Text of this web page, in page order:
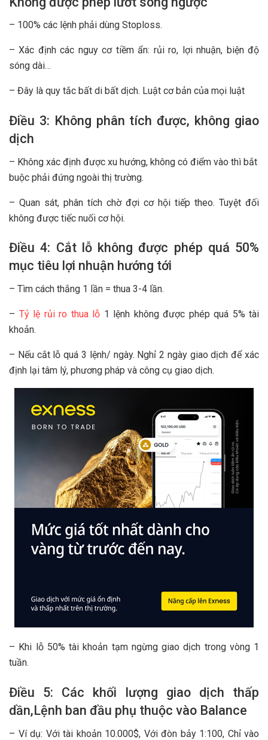
– 100% các lệnh phải dùng Stoploss.
– Xác định các nguy cơ tiềm ẩn: rủi ro, lợi nhuận, biện độ
sóng dài…
– Đây là quy tắc bất di bất dịch. Luật cơ bản của mọi luật
Điều 3: Không phân tích được, không giao
dịch
– Không xác định được xu hướng, không có điểm vào thì bắt
buộc phải đứng ngoài thị trường.
– Quan sát, phân tích chờ đợi cơ hội tiếp theo. Tuyệt đối
không được tiếc nuối cơ hội.
Điều 4: Cắt lỗ không được phép quá 50%
mục tiêu lợi nhuận hướng tới
– Tìm cách thắng 1 lần = thua 3-4 lần.
– Tỷ lệ rủi ro thua lỗ 1 lệnh không được phép quá 5% tài
khoản.
– Nếu cắt lỗ quá 3 lệnh/ ngày. Nghỉ 2 ngày giao dịch để xác
định lại tâm lý, phương pháp và công cụ giao dịch.
– Khi lỗ 50% tài khoản tạm ngừng giao dịch trong vòng 1
tuần.
Điều 5: Các khối lượng giao dịch thấp
dần,Lệnh ban đầu phụ thuộc vào Balance
– Ví dụ: Với tài khoản 10.000$, Với đòn bảy 1:100, Chỉ vào